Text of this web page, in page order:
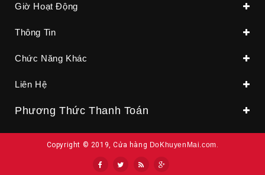
Giờ Hoạt Động
Thông Tin
Chức Năng Khác
Liên Hệ
Phương Thức Thanh Toán
Copyright © 2019, Cửa hàng DoKhuyenMai.com